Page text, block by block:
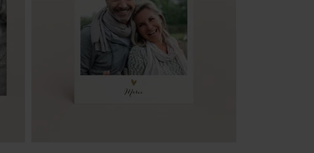
Pot à crayons anniversaire